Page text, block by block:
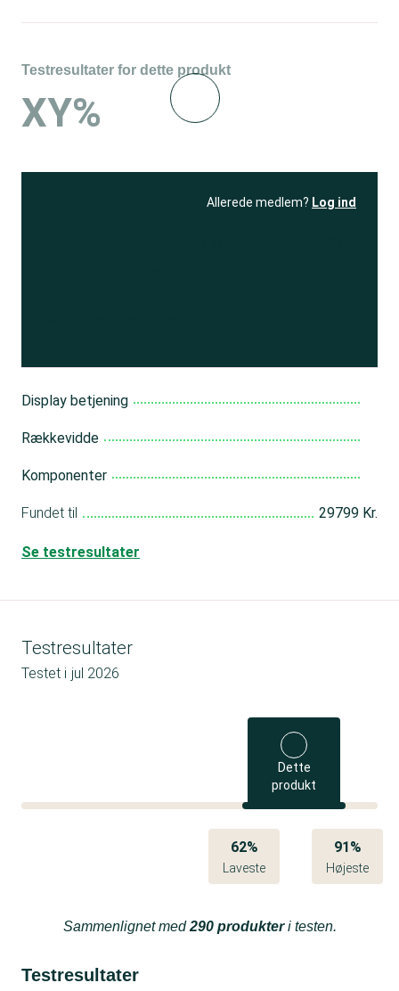
Testresultater for dette produkt
XY%
Allerede medlem? Log ind
Display betjening
Rækkevidde
Komponenter
Fundet til 29799 Kr.
Se testresultater
Testresultater
Testet i jul 2026
Dette
produkt
62%
Laveste
91%
Højeste
Sammenlignet med290 produkteri testen.
Testresultater